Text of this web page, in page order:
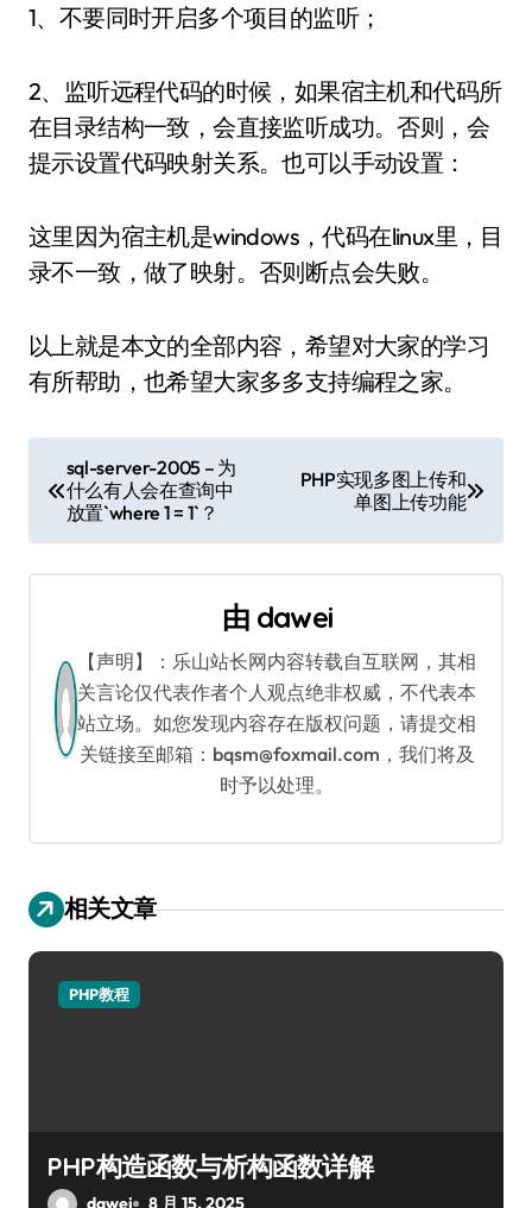
1、不要同时开启多个项目的监听；
2、监听远程代码的时候，如果宿主机和代码所
在目录结构一致，会直接监听成功。否则，会
提示设置代码映射关系。也可以手动设置：
这里因为宿主机是windows，代码在linux里，目
录不一致，做了映射。否则断点会失败。
以上就是本文的全部内容，希望对大家的学习
有所帮助，也希望大家多多支持编程之家。
章
导
sql-server-2005 – 为
什么有人会在查询中
放置`where 1 = 1`？
PHP实现多图上传和
单图上传功能
由 dawei
【声明】：乐山站长网内容转载自互联网，其相
关言论仅代表作者个人观点绝非权威，不代表本
站立场。如您发现内容存在版权问题，请提交相
关链接至邮箱：bqsm@foxmail.com，我们将及
时予以处理。
相关文章
PHP教程
PHP构造函数与析构函数详解
dawei 8 月 15, 2025